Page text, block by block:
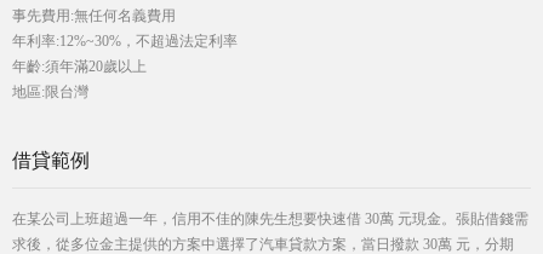
事先費用:無任何名義費用
年利率:12%~30%，不超過法定利率
年齡:須年滿20歲以上
地區:限台灣
借貸範例
在某公司上班超過一年，信用不佳的陳先生想要快速借 30萬 元現金。張貼借錢需
求後，從多位金主提供的方案中選擇了汽車貸款方案，當日撥款 30萬 元，分期